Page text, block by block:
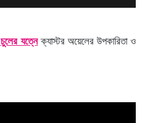
চুলের যত্নেক্যাস্টর অয়েলের উপকারিতা ও